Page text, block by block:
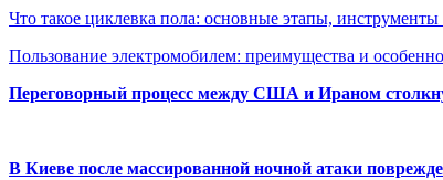
Что такое циклевка пола: основные этапы,
Пользование электромобилем: преимущества и
Переговорный процесс между США и Ираном
В Киеве после массированной ночной атаки